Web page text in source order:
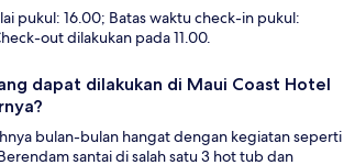
pukul: 16.00; Batas waktu check-in pukul:
out dilakukan pada 11.00.
dapat dilakukan di Maui Coast Hotel
bulan-bulan hangat dengan kegiatan seperti
santai di salah satu 3 hot tub dan